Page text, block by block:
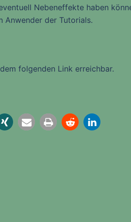
Nebeneffekte haben
Anwender der Tutorials.
folgenden Link erreichbar.